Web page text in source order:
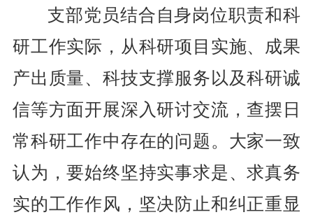
支部党员结合自身岗位职责和科
研工作实际，从科研项目实施、成果
产出质量、科技支撑服务以及科研诚
信等方面开展深入研讨交流，查摆日
常科研工作中存在的问题。大家一致
认为，要始终坚持实事求是、求真务
实的工作作风，坚决防止和纠正重显